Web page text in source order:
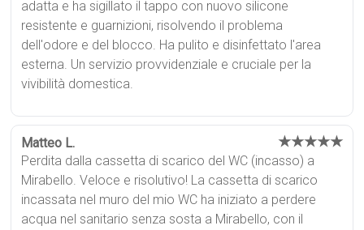
adatta e ha sigillato il tappo con nuovo silicone
resistente e guarnizioni, risolvendo il problema
dell'odore e del blocco. Ha pulito e disinfettato l'area
esterna. Un servizio provvidenziale e cruciale per la
vivibilità domestica.
Matteo L. ★★★★★
Perdita dalla cassetta di scarico del WC (incasso) a
Mirabello. Veloce e risolutivo! La cassetta di scarico
incassata nel muro del mio WC ha iniziato a perdere
acqua nel sanitario senza sosta a Mirabello, con il